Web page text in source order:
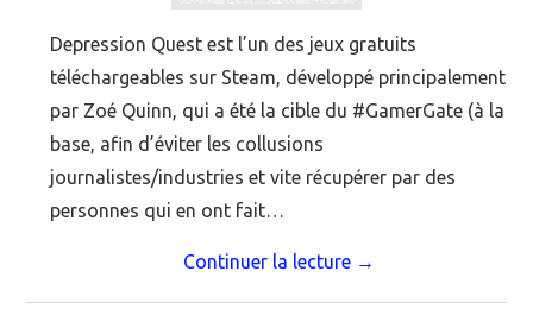
Depression Quest est l’un des jeux gratuits
téléchargeables sur Steam, développé principalement
par Zoé Quinn, qui a été la cible du #GamerGate (à la
base, afin d’éviter les collusions
journalistes/industries et vite récupérer par des
personnes qui en ont fait…
Continuer la lecture →